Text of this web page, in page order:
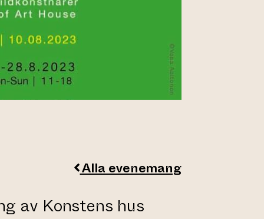
Alla evenemang
av Konstens hus